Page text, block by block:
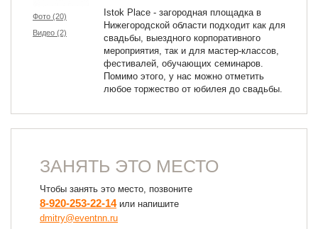
Фото (20)
Видео (2)
Istok Place - загородная площадка в
Нижегородской области подходит как для
свадьбы, выездного корпоративного
мероприятия, так и для мастер-классов,
фестивалей, обучающих семинаров.
Помимо этого, у нас можно отметить
любое торжество от юбилея до свадьбы.
ЗАНЯТЬ ЭТО МЕСТО
Чтобы занять это место, позвоните
8-920-253-22-14или напишите
dmitry@eventnn.ru